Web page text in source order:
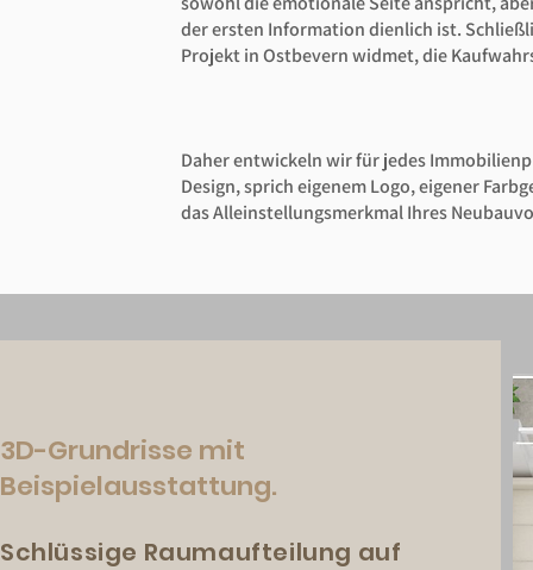
der ersten Information dienlich ist.
Projekt in Ostbevern widmet, die
Daher entwickeln wir für jedes
Design, sprich eigenem Logo, eigener
das Alleinstellungsmerkmal Ihres
3D-Grundrisse mit
Beispielausstattung.
Schlüssige Raumaufteilung auf